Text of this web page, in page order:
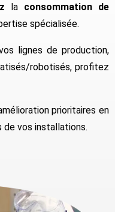
la consommation de
spécialisée.
lignes de production,
robotisés, profitez
prioritaires en
de vos installations.